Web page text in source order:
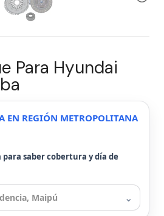
Para Hyundai
EN REGIÓN METROPOLITANA
saber cobertura y día de
⌄